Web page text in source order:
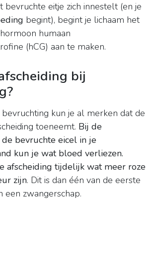
bevruchte eitje zich innestelt (en je
begint), begint je lichaam het
humaan
(hCG) aan te maken.
bij
kun je al merken dat de
toeneemt. Bij de
bevruchte eicel in je
kun je wat bloed verliezen.
afscheiding tijdelijk wat meer roze
zijn. Dit is dan één van de eerste
een zwangerschap.